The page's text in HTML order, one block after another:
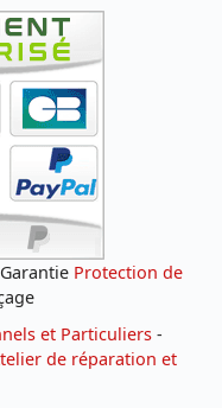
Protection de
et Particuliers -
de réparation et